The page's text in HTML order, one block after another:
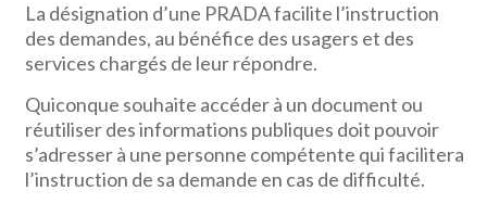
La désignation d’une PRADA facilite l’instruction
des demandes, au bénéfice des usagers et des
services chargés de leur répondre.
Quiconque souhaite accéder à un document ou
réutiliser des informations publiques doit pouvoir
s’adresser à une personne compétente qui facilitera
l’instruction de sa demande en cas de difficulté.